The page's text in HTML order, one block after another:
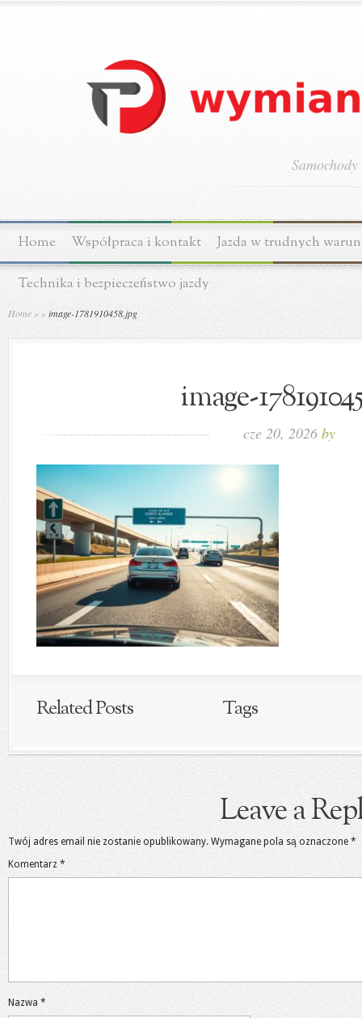
Home Współpraca i kontakt Jazda w trudnych
Technika i bezpieczeństwo jazdy
Home » »image-1781910458.jpg
image-
cze 20, 2026 by
Related Posts Tags
Leave a
Twój adres email nie zostanie opublikowany. Wymagane pola są oznaczone *
Komentarz *
Nazwa *